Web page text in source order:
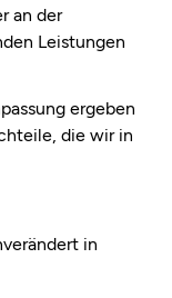
an der
Leistungen
ergeben
die wir in
in